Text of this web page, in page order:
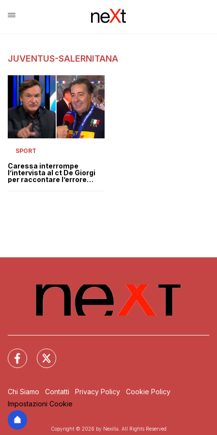
JUVENTUS-SALERNITANA
SPORT
Caressa interrompe
l’intervista al ct De Giorgi
per raccontare l’errore
Chi Siamo Contatti Privacy Policy
Cookie Policy
Impostazioni Cookie
Copyright © 2026 by Nexilia. All Rights Reserved